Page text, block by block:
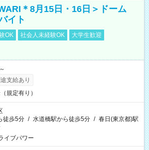
＊8月15日・16日＞ドーム
イト
OK 社会人未経験OK
大学生歓迎
支給あり
規定有り）
徒歩5分 / 水道橋駅から徒歩5分 / 春日(東京都)駅
イブパワー